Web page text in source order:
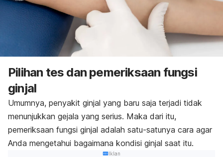
Pilihan tes dan pemeriksaan fungsi
ginjal
Umumnya, penyakit ginjal yang baru saja terjadi tidak
menunjukkan gejala yang serius. Maka dari itu,
pemeriksaan fungsi ginjal adalah satu-satunya cara agar
Anda mengetahui bagaimana kondisi ginjal saat itu.
Iklan